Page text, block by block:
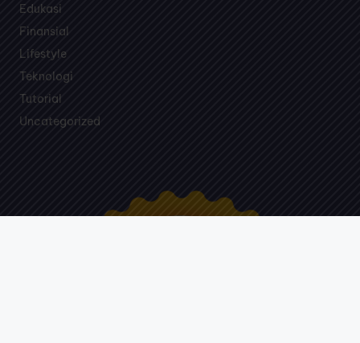
Edukasi
Finansial
Lifestyle
Teknologi
Tutorial
Uncategorized